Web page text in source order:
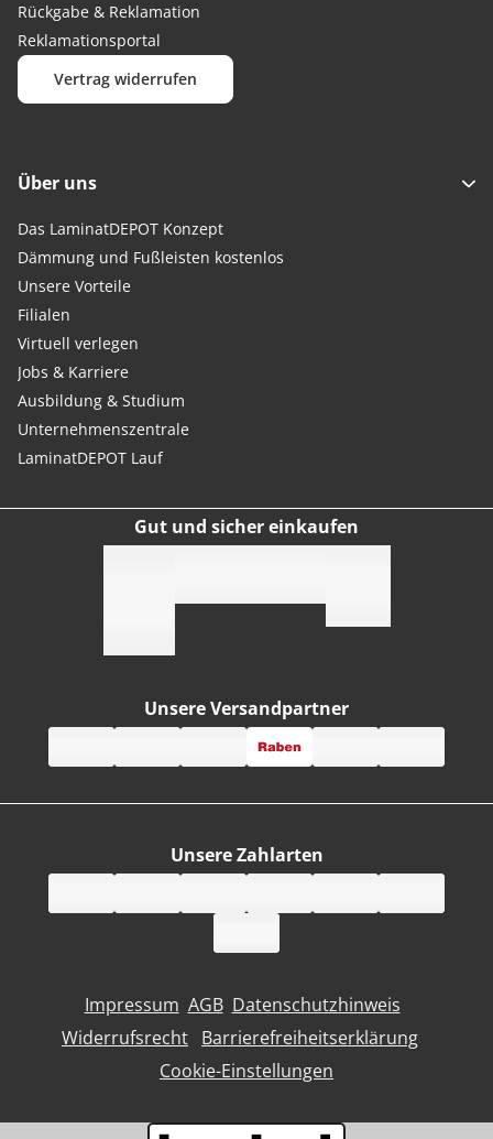
Rückgabe & Reklamation
Reklamationsportal
Vertrag widerrufen
Über uns
Das LaminatDEPOT Konzept
Dämmung und Fußleisten kostenlos
Unsere Vorteile
Filialen
Virtuell verlegen
Jobs & Karriere
Ausbildung & Studium
Unternehmenszentrale
LaminatDEPOT Lauf
Gut und sicher einkaufen
Unsere Zahlarten
Unsere Versandpartner
Impressum AGB Datenschutzhinweis
Widerrufsrecht Barrierefreiheitserklärung
Cookie-Einstellungen